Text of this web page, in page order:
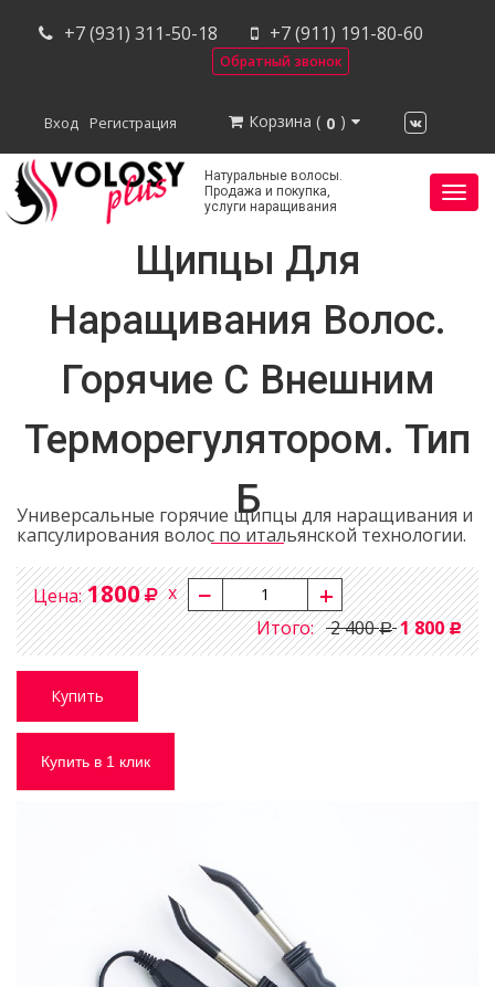
+7 (931) 311-50-18 +7 (911) 191-80-60
Обратный звонок
Вход Регистрация Корзина ( 0 )
Натуральные волосы.
Продажа и покупка,
услуги наращивания
Щипцы Для
Наращивания Волос.
Горячие С Внешним
Терморегулятором. Тип
Б
Универсальные горячие щипцы для наращивания и
капсулирования волос по итальянской технологии.
Цена:1800
x
Итого:2 400Р 1 800Р
Купить в 1 клик